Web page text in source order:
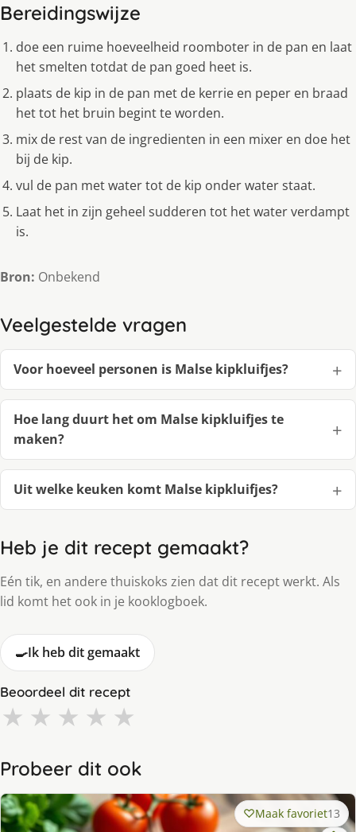
Bereidingswijze
doe een ruime hoeveelheid roomboter in de pan en laat
het smelten totdat de pan goed heet is.
plaats de kip in de pan met de kerrie en peper en braad
het tot het bruin begint te worden.
mix de rest van de ingredienten in een mixer en doe het
bij de kip.
vul de pan met water tot de kip onder water staat.
Laat het in zijn geheel sudderen tot het water verdampt
is.
Bron: Onbekend
Veelgestelde vragen
Voor hoeveel personen is Malse kipkluifjes?
Hoe lang duurt het om Malse kipkluifjes te
maken?
Uit welke keuken komt Malse kipkluifjes?
Heb je dit recept gemaakt?
Eén tik, en andere thuiskoks zien dat dit recept werkt. Als
lid komt het ook in je kooklogboek.
🍳Ik heb dit gemaakt
Beoordeel dit recept
★ ★ ★ ★ ★
Probeer dit ook
Maak favoriet13